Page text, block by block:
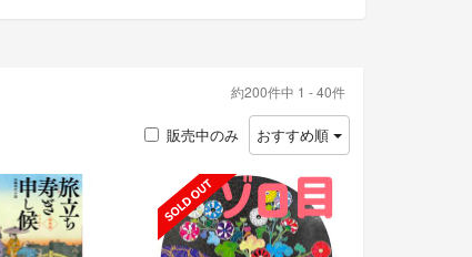
約200件中 1 - 40件
販売中のみ おすすめ順